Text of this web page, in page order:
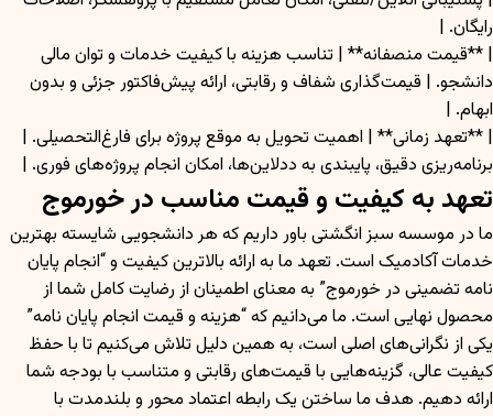
رایگان. |
| **قیمت منصفانه** | تناسب هزینه با کیفیت خدمات و توان مالی
دانشجو. | قیمت‌گذاری شفاف و رقابتی، ارائه پیش‌فاکتور جزئی و بدون
ابهام. |
| **تعهد زمانی** | اهمیت تحویل به موقع پروژه برای فارغ‌التحصیلی. |
برنامه‌ریزی دقیق، پایبندی به ددلاین‌ها، امکان انجام پروژه‌های فوری. |
تعهد به کیفیت و قیمت مناسب در خورموج
ما در موسسه سبز انگشتی باور داریم که هر دانشجویی شایسته بهترین
خدمات آکادمیک است. تعهد ما به ارائه بالاترین کیفیت و “انجام پایان
نامه تضمینی در خورموج” به معنای اطمینان از رضایت کامل شما از
محصول نهایی است. ما می‌دانیم که “هزینه و قیمت انجام پایان نامه”
یکی از نگرانی‌های اصلی است، به همین دلیل تلاش می‌کنیم تا با حفظ
کیفیت عالی، گزینه‌هایی با قیمت‌های رقابتی و متناسب با بودجه شما
ارائه دهیم. هدف ما ساختن یک رابطه اعتماد محور و بلندمدت با